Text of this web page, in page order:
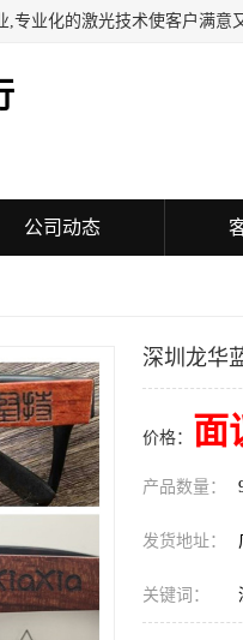
业化的激光技术使客户满意
公司动态
深圳龙华
价格： 面
产品数量：
发货地址：
关键词：